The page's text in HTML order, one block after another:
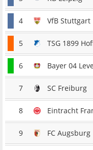
4 VfB Stuttgart
5 TSG 1899
6 Bayer 04
7 SC Freiburg
8 Eintracht
9 FC Augsburg